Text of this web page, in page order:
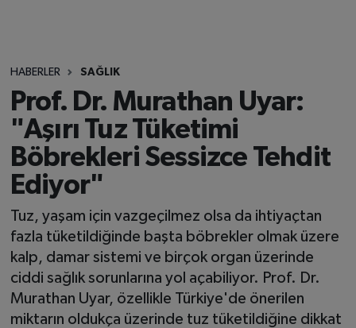
HABERLER SAĞLIK
Prof. Dr. Murathan Uyar:
"Aşırı Tuz Tüketimi
Böbrekleri Sessizce Tehdit
Ediyor"
Tuz, yaşam için vazgeçilmez olsa da ihtiyaçtan
fazla tüketildiğinde başta böbrekler olmak üzere
kalp, damar sistemi ve birçok organ üzerinde
ciddi sağlık sorunlarına yol açabiliyor. Prof. Dr.
Murathan Uyar, özellikle Türkiye'de önerilen
miktarın oldukça üzerinde tuz tüketildiğine dikkat
SAMSUNSPOR
SAĞLIK
TEKNOLOJİ
SPOR
EKONOMİ
TEKNOLOJİ
Tüm Manşetler
Son Dakika Haberleri
Haber Arşivi